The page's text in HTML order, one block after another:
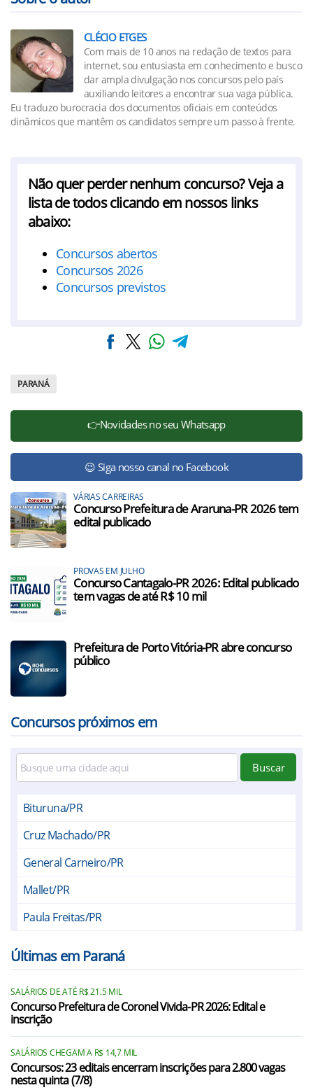
CLÉCIO ETGES
Com mais de 10 anos na redação de textos para
internet, sou entusiasta em conhecimento e busco
dar ampla divulgação nos concursos pelo país
auxiliando leitores a encontrar sua vaga pública.
Eu traduzo burocracia dos documentos oficiais em conteúdos
dinâmicos que mantêm os candidatos sempre um passo à frente.
Não quer perder nenhum concurso? Veja a
lista de todos clicando em nossos links
abaixo:
Concursos abertos
Concursos 2026
Concursos previstos
PARANÁ
👉Novidades no seu Whatsapp
😉 Siga nosso canal no Facebook
VÁRIAS CARREIRAS
Concurso Prefeitura de Araruna-PR 2026 tem
edital publicado
PROVAS EM JULHO
Concurso Cantagalo-PR 2026: Edital publicado
tem vagas de até R$ 10 mil
Prefeitura de Porto Vitória-PR abre concurso
público
Concursos próximos em
Buscar
Bituruna/PR
Cruz Machado/PR
General Carneiro/PR
Mallet/PR
Paula Freitas/PR
União da Vitória/PR
Calmon/SC
Irineópolis/SC
Matos Costa/SC
Últimas em Paraná
SALÁRIOS DE ATÉ R$ 21.5 MIL
Concurso Prefeitura de Coronel Vivida-PR 2026: Edital e
inscrição
SALÁRIOS CHEGAM A R$ 14,7 MIL
Concursos: 23 editais encerram inscrições para 2.800 vagas
nesta quinta (7/8)